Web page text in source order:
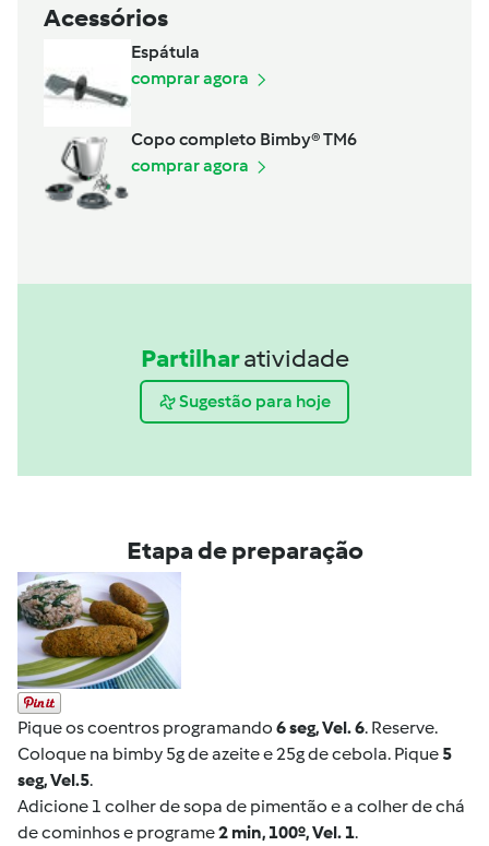
Acessórios
Espátula
comprar agora
Copo completo Bimby® TM6
comprar agora
Partilharatividade
Sugestão para hoje
Etapa de preparação
Pique os coentros programando 6 seg, Vel. 6. Reserve.
Coloque na bimby 5g de azeite e 25g de cebola. Pique 5
seg, Vel.5.
Adicione 1 colher de sopa de pimentão e a colher de chá
de cominhos e programe2 min, 100º, Vel. 1.